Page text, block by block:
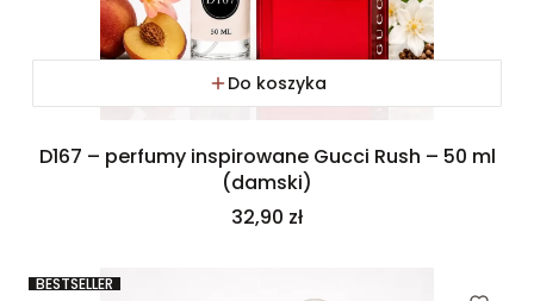
Do koszyka
D167 – perfumy inspirowane Gucci Rush – 50 ml
(damski)
Cena
32,90 zł
BESTSELLER